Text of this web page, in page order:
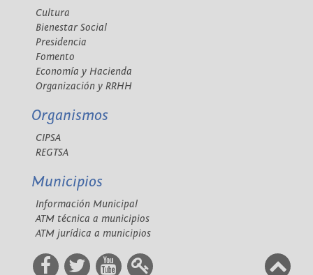
Cultura
Bienestar Social
Presidencia
Fomento
Economía y Hacienda
Organización y RRHH
Organismos
CIPSA
REGTSA
Municipios
Información Municipal
ATM técnica a municipios
ATM jurídica a municipios